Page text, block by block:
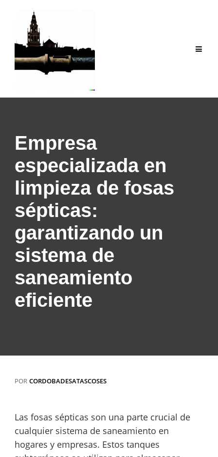
contenido
Empresa
especializada en
limpieza de fosas
sépticas:
garantizando un
sistema de
saneamiento
eficiente
POR CORDOBADESATASCOSES
Las fosas sépticas son una parte crucial de
cualquier sistema de saneamiento en
hogares y empresas. Estos tanques